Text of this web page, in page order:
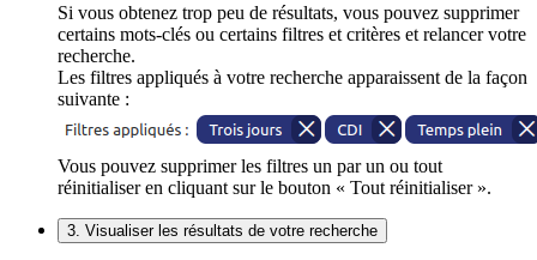
Si vous obtenez trop peu de résultats, vous pouvez supprimer
certains mots-clés ou certains filtres et critères et relancer votre
recherche.
Les filtres appliqués à votre recherche apparaissent de la façon
suivante :
Vous pouvez supprimer les filtres un par un ou tout
réinitialiser en cliquant sur le bouton « Tout réinitialiser ».
3. Visualiser les résultats de votre recherche